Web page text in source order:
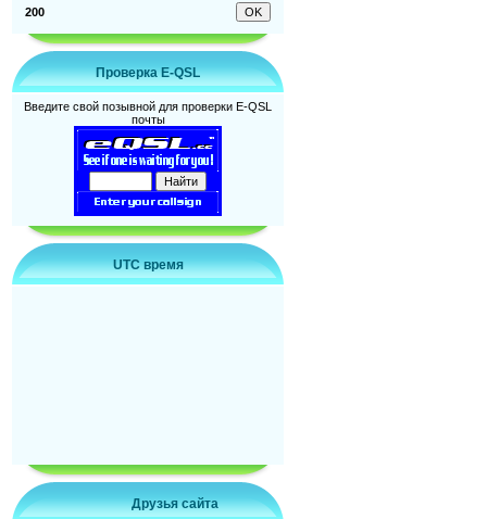
200
Проверка E-QSL
Введите свой позывной для проверки E-QSL
почты
UTC время
Друзья сайта